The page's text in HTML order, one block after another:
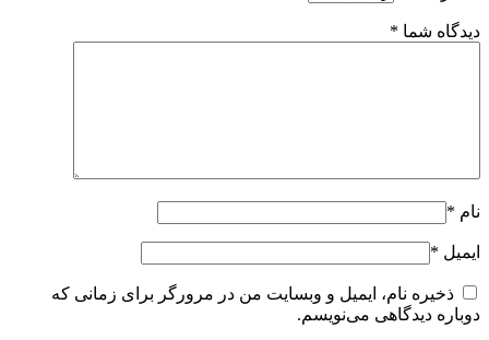
دیدگاه شما *
نام *
ایمیل *
ذخیره نام، ایمیل و وبسایت من در مرورگر برای زمانی که
دوباره دیدگاهی می‌نویسم.